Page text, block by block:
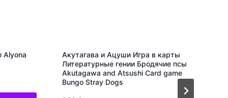
Alyona
Акутагава и Ацуши Игра в карты
Литературные гении Бродячие псы
Akutagawa and Atsushi Card game
Bungo Stray Dogs